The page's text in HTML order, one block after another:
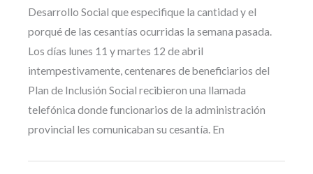
Desarrollo Social que especifique la cantidad y el
porqué de las cesantías ocurridas la semana pasada.
Los días lunes 11 y martes 12 de abril
intempestivamente, centenares de beneficiarios del
Plan de Inclusión Social recibieron una llamada
telefónica donde funcionarios de la administración
provincial les comunicaban su cesantía. En